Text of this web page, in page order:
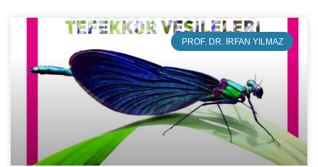
PROF. DR. İRFAN YILMAZ